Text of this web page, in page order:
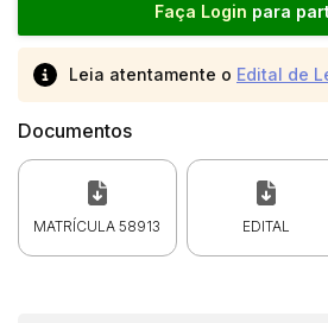
Faça Login para
Leia atentamente o Edital de
Documentos
MATRÍCULA 58913 EDITAL